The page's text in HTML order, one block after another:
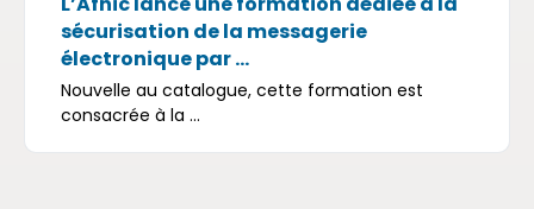
sécurisation de la messagerie
électronique par ...
Nouvelle au catalogue, cette formation est
consacrée à la ...